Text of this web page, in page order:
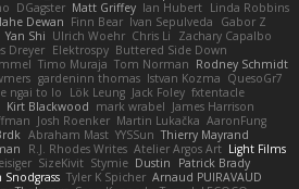
DGagster Matt Griffey Ian Hubert Linda Robbins
Dewan Finn Bear Ivan Sepulveda
Gabor Z
Yan Shi Ulrich Woehr Chris Li
Zachary Capalbo
Dreyer Elektrospy Buttered Side Down
Timo Muraja Tom Norman Rodney Schmidt
gardeninn thomas Istvan Kozma QuesoGr7
ngai to lo Lök Leung Jack Foley fxtentacle
Kirt Blackwood mark wrabel James Harrison
Josh Roenker Martin Lukačka AaronFung
Abraham Mast YYSSun Thierry Mayrand
R.J. Rhodes Writes Atelier Argos Art Light Films
SizeKivit Stymie Dustin
Patrick Brady
Tyler K Spicher Arnaud PUIRAVAUD